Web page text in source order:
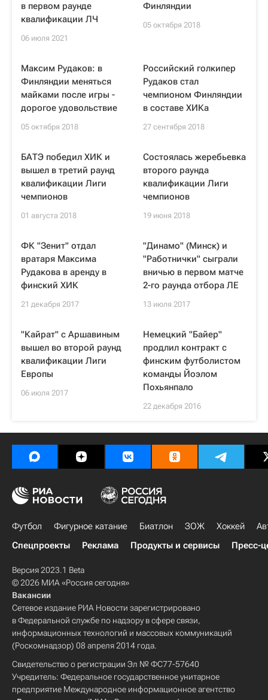
в первом раунде
квалификации ЛЧ
06 июля 2021
Финляндии
05 октября 2018
Максим Рудаков: в
Финляндии меняться
майками после игры -
дорогое удовольствие
05 октября 2018
Российский голкипер
Рудаков стал
чемпионом Финляндии
в составе ХИКа
27 сентября 2018
БАТЭ победил ХИК и
вышел в третий раунд
квалификации Лиги
чемпионов
01 августа 2018
Состоялась жеребьевка
второго раунда
квалификации Лиги
чемпионов
19 июня 2018
ФК "Зенит" отдал
вратаря Максима
Рудакова в аренду в
финский ХИК
21 декабря 2017
"Динамо" (Минск) и
"Работнички" сыграли
вничью в первом матче
2-го раунда отбора ЛЕ
13 июля 2017
"Кайрат" с Аршавиным
вышел во второй раунд
квалификации Лиги
Европы
06 июля 2017
Немецкий "Байер"
продлил контракт с
финским футболистом
команды Йоэлом
Похьянпало
22 декабря 2016
Футбол Фигурное катание Биатлон ЗОЖ Хоккей
Спецпроекты
Реклама Продукты и сервисы Пресс-
Версия 2023.1 Beta
© 2026 МИА «Россия сегодня»
Вакансии
Сетевое издание РИА Новости зарегистрировано
в Федеральной службе по надзору в сфере связи,
информационных технологий и массовых коммуникаций
(Роскомнадзор) 08 апреля 2014 года.
Свидетельство о регистрации Эл № ФС77-57640
Учредитель: Федеральное государственное унитарное
предприятие Международное информационное агентство